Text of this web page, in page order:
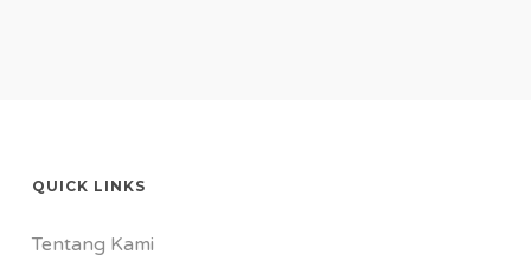
QUICK LINKS
Tentang Kami